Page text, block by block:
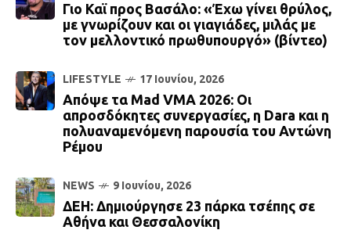
Γιο Καϊ προς Βασάλο: «Έχω γίνει θρύλος,
με γνωρίζουν και οι γιαγιάδες, μιλάς με
τον μελλοντικό πρωθυπουργό» (βίντεο)
LIFESTYLE 17 Ιουνίου, 2026
Απόψε τα Mad VMA 2026: Οι
απροσδόκητες συνεργασίες, η Dara και η
πολυαναμενόμενη παρουσία του Αντώνη
Ρέμου
NEWS 9 Ιουνίου, 2026
ΔΕΗ: Δημιούργησε 23 πάρκα τσέπης σε
Αθήνα και Θεσσαλονίκη